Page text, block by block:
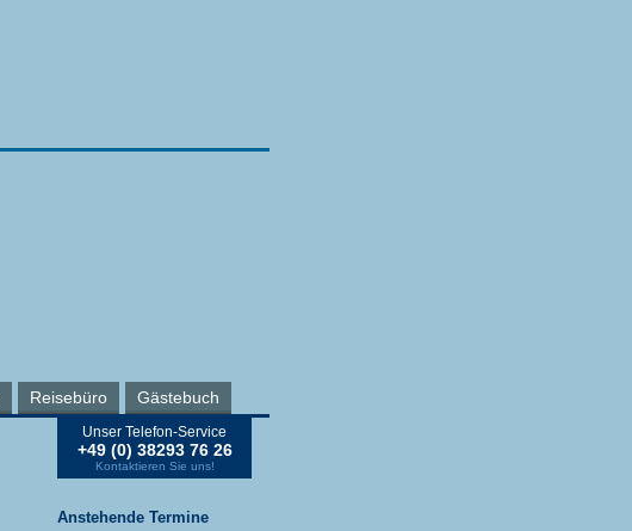
Reisebüro Gästebuch
Unser Telefon-Service
+49 (0) 38293 76 26
Kontaktieren Sie uns!
Anstehende Termine